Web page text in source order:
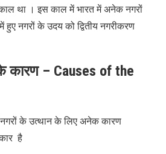
था । इस काल में भारत में अनेक नगरों
नगरों के उदय को द्वितीय नगरीकरण
कारण – Causes of the
के उत्थान के लिए अनेक कारण
है